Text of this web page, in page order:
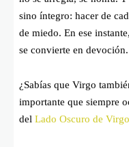
sino íntegro: hacer de
de miedo. En ese
se convierte en devoción.
¿Sabías que Virgo
importante que siempre
del Lado Oscuro de Virgo